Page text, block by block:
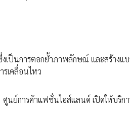
เป็นการตอกย้ำภาพลักษณ์ และสร้างแ
เคลื่อนไหว
นย์การค้าแฟชั่นไอส์แลนด์ เปิดให้บริก